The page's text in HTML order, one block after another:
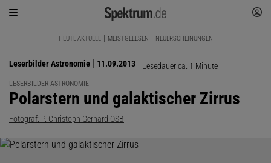
HEUTE AKTUELL MEISTGELESEN NEUERSCHEINUNGEN
Leserbilder Astronomie 11.09.2013 Lesedauer ca. 1 Minute
LESERBILDER ASTRONOMIE
:
Polarstern und galaktischer Zirrus
Fotograf: P. Christoph Gerhard OSB